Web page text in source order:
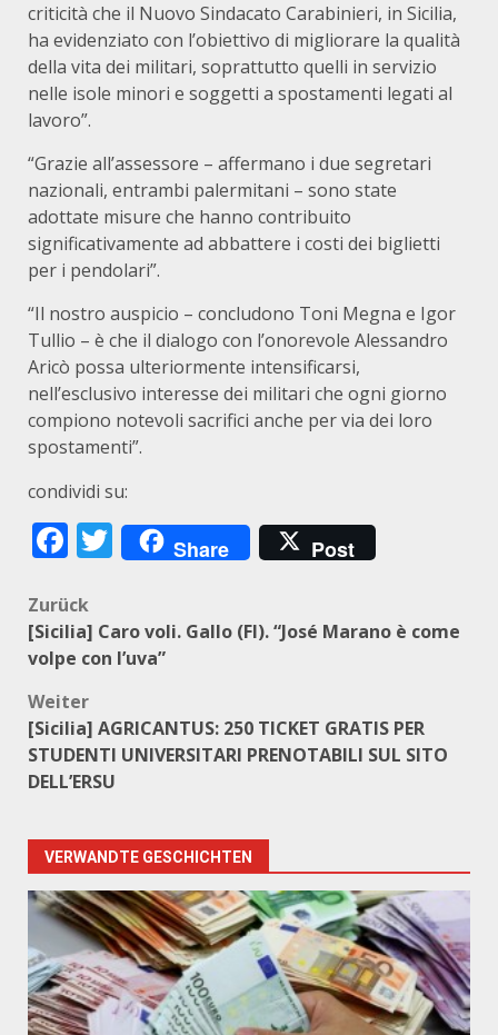
criticità che il Nuovo Sindacato Carabinieri, in Sicilia,
ha evidenziato con l’obiettivo di migliorare la qualità
della vita dei militari, soprattutto quelli in servizio
nelle isole minori e soggetti a spostamenti legati al
lavoro”.
“Grazie all’assessore – affermano i due segretari
nazionali, entrambi palermitani – sono state
adottate misure che hanno contribuito
significativamente ad abbattere i costi dei biglietti
per i pendolari”.
“Il nostro auspicio – concludono Toni Megna e Igor
Tullio – è che il dialogo con l’onorevole Alessandro
Aricò possa ulteriormente intensificarsi,
nell’esclusivo interesse dei militari che ogni giorno
compiono notevoli sacrifici anche per via dei loro
spostamenti”.
condividi su:
Facebook
Twitter
Share Post
Beitragsnavigation
Zurück
[Sicilia] Caro voli. Gallo (FI). “José Marano è come
volpe con l’uva”
Weiter
[Sicilia] AGRICANTUS: 250 TICKET GRATIS PER
STUDENTI UNIVERSITARI PRENOTABILI SUL SITO
DELL’ERSU
VERWANDTE GESCHICHTEN